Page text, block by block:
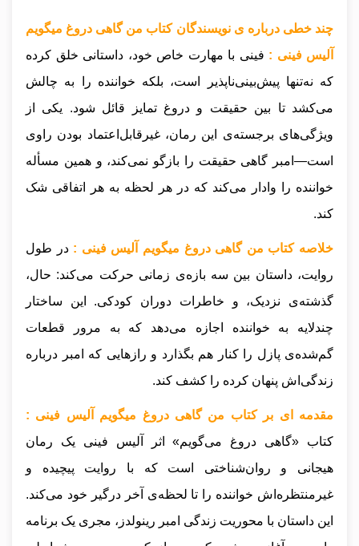
چند خطی درباره ی نویسندگان کتاب من گاهی دروغ میگویم
آلیس فینی : فینی با مهارت خاص خود، داستانی خلق کرده
که نه‌تنها پیش‌بینی‌ناپذیر است، بلکه خواننده را به چالش
می‌کشد تا بین حقیقت و دروغ تمایز قائل شود. یکی از
ویژگی‌های برجسته‌ی این رمان، غیرقابل‌اعتماد بودن راوی
است—امبر گاهی حقیقت را بازگو نمی‌کند، و همین مسأله
خواننده را وادار می‌کند که در هر لحظه به هر اتفاقی شک
کند.
خلاصه کتاب من گاهی دروغ میگویم آلیس فینی : در طول
روایت، داستان بین سه بازه‌ی زمانی حرکت می‌کند: حال،
گذشته‌ی نزدیک، و خاطرات دوران کودکی. این ساختار
چندلایه به خواننده اجازه می‌دهد که به مرور قطعات
گم‌شده‌ی پازل را کنار هم بگذارد و رازهایی که امبر درباره
زندگی‌اش پنهان کرده را کشف کند.
مقدمه ای بر کتاب من گاهی دروغ میگویم آلیس فینی :
کتاب «گاهی دروغ می‌گویم» اثر آلیس فینی یک رمان
هیجانی و روان‌شناختی است که با روایت پیچیده و
غیرمنتظره‌اش خواننده را تا لحظه‌ی آخر درگیر خود می‌کند.
این داستان با محوریت زندگی امبر رینولدز، مجری یک برنامه